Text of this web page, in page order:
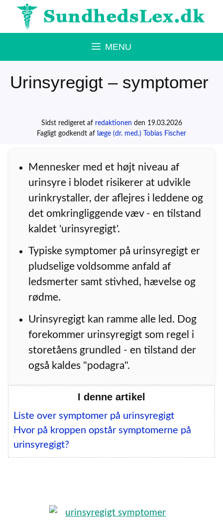
Hop
MENU
Urinsyregigt – symptomer
Sidst redigeret af redaktionen den 19.03.2026
Fagligt godkendt af læge (dr. med.) Tobias Fischer
Mennesker med et højt niveau af
urinsyre i blodet risikerer at udvikle
urinkrystaller, der aflejres i leddene og
det omkringliggende væv - en tilstand
kaldet 'urinsyregigt'.
Typiske symptomer på urinsyregigt er
pludselige voldsomme anfald af
ledsmerter samt stivhed, hævelse og
rødme.
Urinsyregigt kan ramme alle led. Dog
forekommer urinsyregigt som regel i
storetåens grundled - en tilstand der
også kaldes "podagra".
I denne artikel
Liste over symptomer på urinsyregigt
Hvor på kroppen opstår symptomerne på
urinsyregigt?